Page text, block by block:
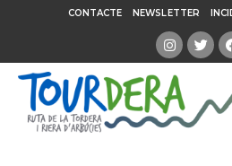
CONTACTE NEWSLETTER